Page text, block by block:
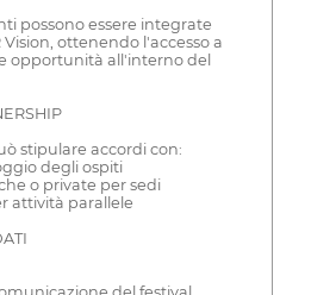
possono essere integrate
Vision, ottenendo l'accesso a
opportunità all'interno del
stipulare accordi con:
degli ospiti
o private per sedi
attività parallele